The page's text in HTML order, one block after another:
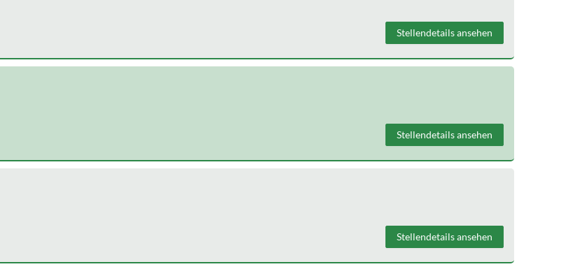
Stellendetails ansehen
Stellendetails ansehen
Stellendetails ansehen